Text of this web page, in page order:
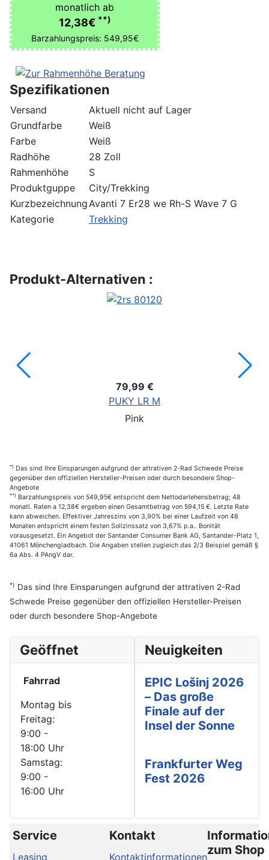
monatlich ab
12,38€ **)
Barzahlungspreis: 549,95€
Spezifikationen
Versand
Aktuell nicht auf Lager
Grundfarbe
Weiß
Farbe
Weiß
Radhöhe
28 Zoll
Rahmenhöhe
S
Produktguppe
City/Trekking
Kurzbezeichnung Avanti 7 Er28 we Rh-S Wave 7 G
Kategorie
Trekking
Produkt-Alternativen :
79,99 €
PUKY LR M
Pink
*) Das sind Ihre Einsparungen aufgrund der attrativen 2-Rad Schwede Preise
gegenüber den offiziellen Hersteller-Preisen oder durch besondere Shop-
Angebote
**) Barzahlungspreis von 549,95€ entspricht dem Nettodarlehensbetrag; 48
monatl. Raten a 12,38€ ergeben einen Gesamtbetrag von 594,15 €. Letzte Rate
kann abweichen. Effektiver Jahreszins von 3,90% bei einer Laufzeit von 48
Monaten entspricht einem festen Sollzinssatz von 3,67% p.a.. Bonität
vorausgesetzt. Ein Angebot der Santander Consumer Bank AG, Santander-Platz 1,
41061 Mönchengladbach. Die Angaben stellen zugleich das 2/3 Beispiel gemäß §
6a Abs. 4 PAngV dar.
*) Das sind Ihre Einsparungen aufgrund der attrativen 2-Rad
Schwede Preise gegenüber den offiziellen Hersteller-Preisen
oder durch besondere Shop-Angebote
Geöffnet
Fahrrad
Montag bis
Freitag:
9:00 -
18:00 Uhr
Samstag:
9:00 -
16:00 Uhr
Neuigkeiten
EPIC Lošinj 2026
– Das große
Finale auf der
Insel der Sonne
Frankfurter Weg
Fest 2026
Service
Leasing
Kontakt
Kontaktinformationenzum Shop